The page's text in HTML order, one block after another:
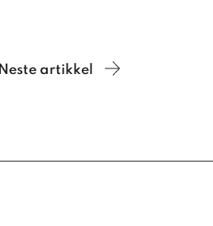
Neste artikkel